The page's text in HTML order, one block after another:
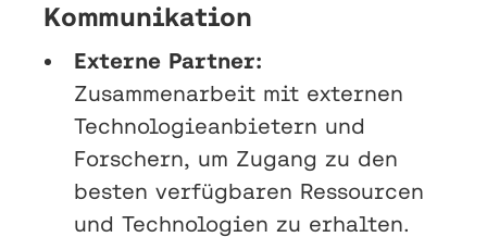
Kommunikation
Externe Partner:
Zusammenarbeit mit externen
Technologieanbietern und
Forschern, um Zugang zu den
besten verfügbaren Ressourcen
und Technologien zu erhalten.